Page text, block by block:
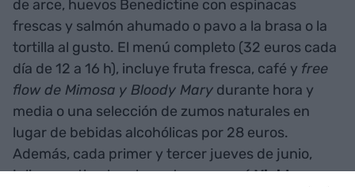
de arce, huevos Benedictine con espinacas
frescas y salmón ahumado o pavo a la brasa o la
tortilla al gusto. El menú completo (32 euros cada
día de 12 a 16 h), incluye fruta fresca, café y free
flow de Mimosa y Bloody Mary durante hora y
media o una selección de zumos naturales en
lugar de bebidas alcohólicas por 28 euros.
Además, cada primer y tercer jueves de junio,
julio y septiembre, la azotea acogeráVividora